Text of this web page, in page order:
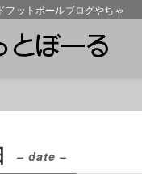
フットボールブログやちゃ
– date –